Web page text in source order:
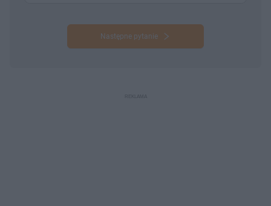
Następne pytanie